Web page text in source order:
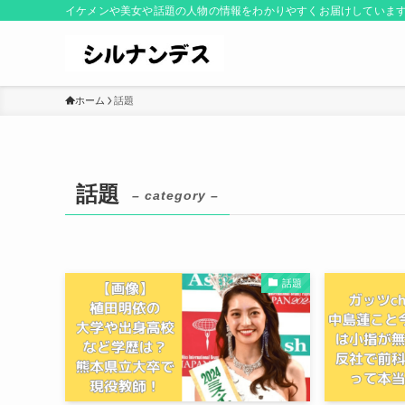
イケメンや美女や話題の人物の情報をわかりやすくお届けしていま
ホーム 話題
話題 – category –
話題